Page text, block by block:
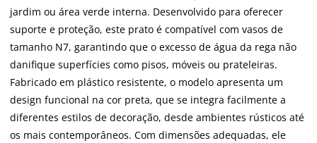
jardim ou área verde interna. Desenvolvido para oferecer
suporte e proteção, este prato é compatível com vasos de
tamanho N7, garantindo que o excesso de água da rega não
danifique superfícies como pisos, móveis ou prateleiras.
Fabricado em plástico resistente, o modelo apresenta um
design funcional na cor preta, que se integra facilmente a
diferentes estilos de decoração, desde ambientes rústicos até
os mais contemporâneos. Com dimensões adequadas, ele